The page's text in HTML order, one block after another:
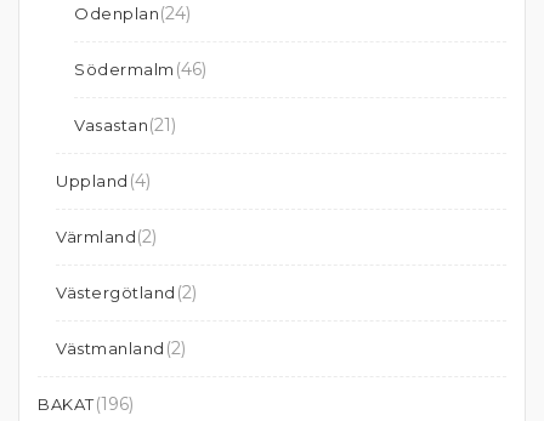
Odenplan(24)
Södermalm (46)
Vasastan(21)
Uppland (4)
Värmland(2)
Västergötland (2)
Västmanland (2)
BAKAT(196)